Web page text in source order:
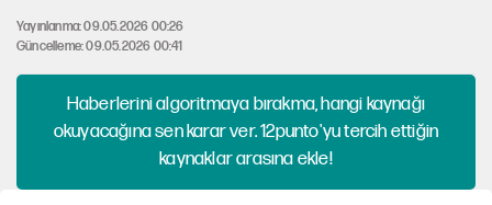
Yayınlanma: 09.05.2026 00:26
Güncelleme: 09.05.2026 00:41
Haberlerini algoritmaya bırakma, hangi kaynağı
okuyacağına sen karar ver. 12punto'yu tercih ettiğin
kaynaklar arasına ekle!